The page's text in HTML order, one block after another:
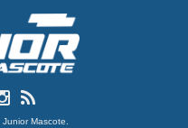
Junior Mascote